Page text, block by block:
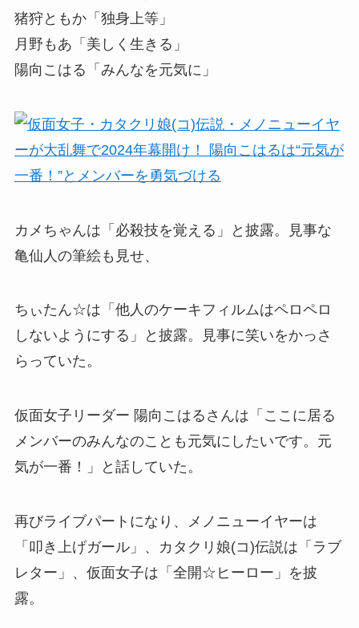
猪狩ともか「独身上等」
月野もあ「美しく生きる」
陽向こはる「みんなを元気に」
カメちゃんは「必殺技を覚える」と披露。見事な
亀仙人の筆絵も見せ、
ちぃたん☆は「他人のケーキフィルムはペロペロ
しないようにする」と披露。見事に笑いをかっさ
らっていた。
仮面女子リーダー 陽向こはるさんは「ここに居る
メンバーのみんなのことも元気にしたいです。元
気が一番！」と話していた。
再びライブパートになり、メノニューイヤーは
「叩き上げガール」、カタクリ娘(コ)伝説は「ラブ
レター」、仮面女子は「全開☆ヒーロー」を披
露。